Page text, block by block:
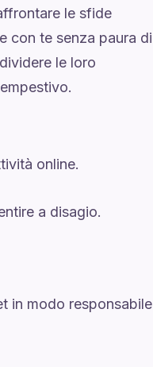
le sfide
con te senza paura di
le loro
online.
a disagio.
in modo responsabile